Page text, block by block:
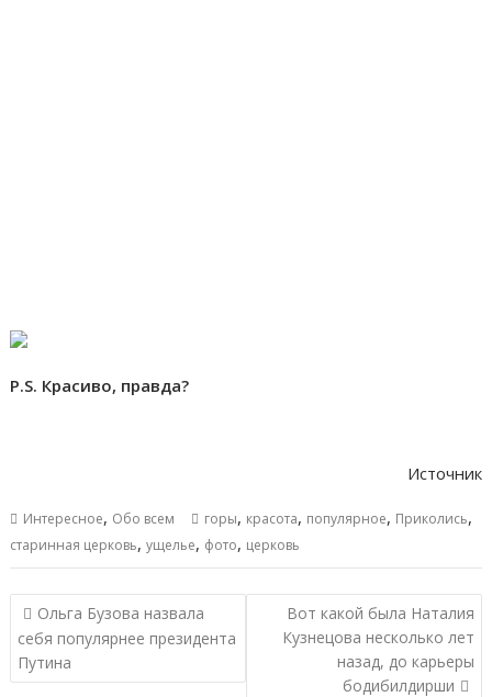
P.S. Красиво, правда?
Источник
Интересное, Обо всем горы, красота, популярное, Приколись,
старинная церковь,ущелье, фото, церковь
Навигация
по
записям
Ольга Бузова назвала
себя популярнее президента
Путина
Вот какой была Наталия
Кузнецова несколько лет
назад, до карьеры
бодибилдирши